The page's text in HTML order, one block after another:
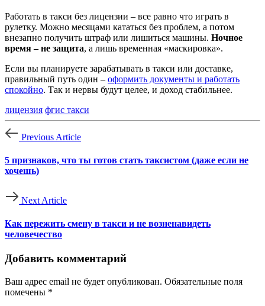
Работать в такси без лицензии – все равно что играть в
рулетку. Можно месяцами кататься без проблем, а потом
внезапно получить штраф или лишиться машины. Ночное
время – не защита, а лишь временная «маскировка».
Если вы планируете зарабатывать в такси или доставке,
правильный путь один – оформить документы и работать
спокойно. Так и нервы будут целее, и доход стабильнее.
лицензия фгис такси
Previous Article
5 признаков, что ты готов стать таксистом (даже если не
хочешь)
Next Article
Как пережить смену в такси и не возненавидеть
человечество
Добавить комментарий
Ваш адрес email не будет опубликован. Обязательные поля
помечены *